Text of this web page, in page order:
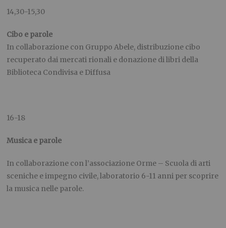
14,30-15,30
Cibo e parole
In collaborazione con Gruppo Abele, distribuzione cibo
recuperato dai mercati rionali e donazione di libri della
Biblioteca Condivisa e Diffusa
16-18
Musica e parole
In collaborazione con l’associazione Orme – Scuola di arti
sceniche e impegno civile, laboratorio 6-11 anni per scoprire
la musica nelle parole.